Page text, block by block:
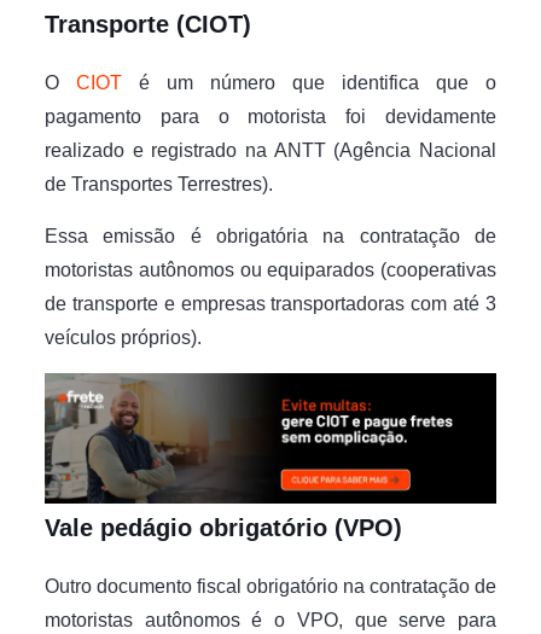
Transporte (CIOT)
OCIOTé um número que identifica que o
pagamento para o motorista foi devidamente
realizado e registrado na ANTT (Agência Nacional
de Transportes Terrestres).
Essa emissão é obrigatória na contratação de
motoristas autônomos ou equiparados (cooperativas
de transporte e empresas transportadoras com até 3
veículos próprios).
Vale pedágio obrigatório (VPO)
Outro documento fiscal obrigatório na contratação de
motoristas autônomos é o VPO, que serve para